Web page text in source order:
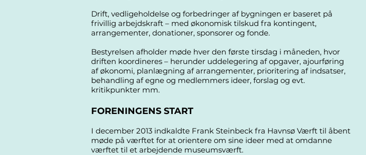
Drift, vedligeholdelse og forbedringer af bygningen er baseret på
frivillig arbejdskraft – med økonomisk tilskud fra kontingent,
arrangementer, donationer, sponsorer og fonde.
Bestyrelsen afholder møde hver den første tirsdag i måneden, hvor
driften koordineres – herunder uddelegering af opgaver, ajourføring
af økonomi, planlægning af arrangementer, prioritering af indsatser,
behandling af egne og medlemmers ideer, forslag og evt.
kritikpunkter mm.
FORENINGENS START
I december 2013 indkaldte Frank Steinbeck fra Havnsø Værft til åbent
møde på værftet for at orientere om sine ideer med at omdanne
værftet til et arbejdende museumsværft.